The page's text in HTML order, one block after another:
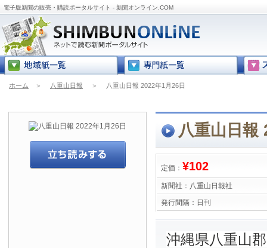
電子版新聞の販売・購読ポータルサイト - 新聞オンライン.COM
ホーム ＞ 八重山日報 ＞ 八重山日報 2022年1月26日
八重山日報
定価： ¥102
新聞社： 八重山日報社
発行間隔： 日刊
沖縄県八重山